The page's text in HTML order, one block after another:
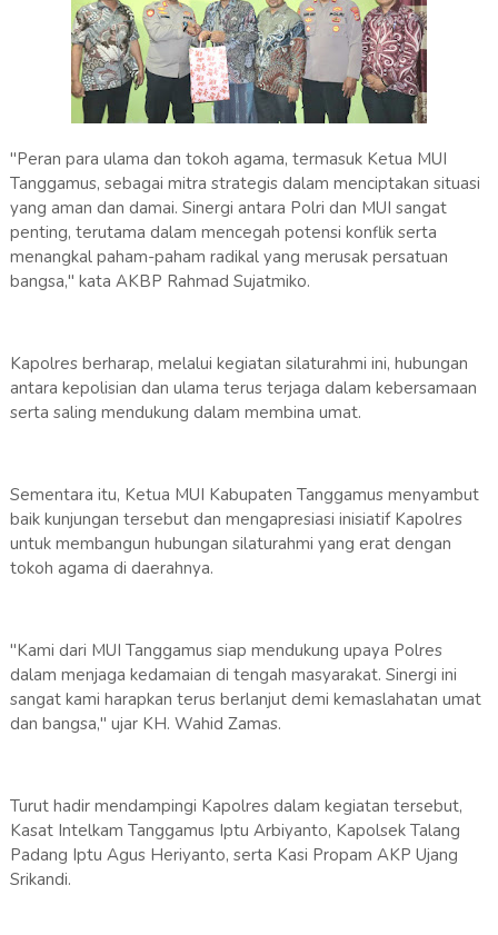
"Peran para ulama dan tokoh agama, termasuk Ketua MUI
Tanggamus, sebagai mitra strategis dalam menciptakan situasi
yang aman dan damai. Sinergi antara Polri dan MUI sangat
penting, terutama dalam mencegah potensi konflik serta
menangkal paham-paham radikal yang merusak persatuan
bangsa," kata AKBP Rahmad Sujatmiko.
Kapolres berharap, melalui kegiatan silaturahmi ini, hubungan
antara kepolisian dan ulama terus terjaga dalam kebersamaan
serta saling mendukung dalam membina umat.
Sementara itu, Ketua MUI Kabupaten Tanggamus menyambut
baik kunjungan tersebut dan mengapresiasi inisiatif Kapolres
untuk membangun hubungan silaturahmi yang erat dengan
tokoh agama di daerahnya.
"Kami dari MUI Tanggamus siap mendukung upaya Polres
dalam menjaga kedamaian di tengah masyarakat. Sinergi ini
sangat kami harapkan terus berlanjut demi kemaslahatan umat
dan bangsa," ujar KH. Wahid Zamas.
Turut hadir mendampingi Kapolres dalam kegiatan tersebut,
Kasat Intelkam Tanggamus Iptu Arbiyanto, Kapolsek Talang
Padang Iptu Agus Heriyanto, serta Kasi Propam AKP Ujang
Srikandi.